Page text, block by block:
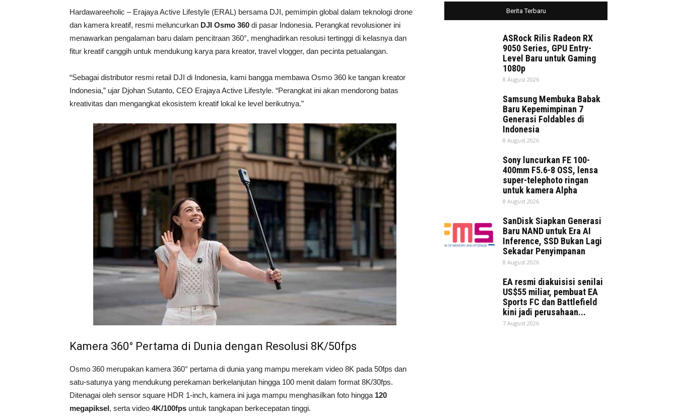
Hardawareeholic – Erajaya Active Lifestyle (ERAL) bersama DJI, pemimpin global dalam teknologi drone
dan kamera kreatif, resmi meluncurkan DJI Osmo 360 di pasar Indonesia. Perangkat revolusioner ini
menawarkan pengalaman baru dalam pencitraan 360°, menghadirkan resolusi tertinggi di kelasnya dan
fitur kreatif canggih untuk mendukung karya para kreator, travel vlogger, dan pecinta petualangan.
“Sebagai distributor resmi retail DJI di Indonesia, kami bangga membawa Osmo 360 ke tangan kreator
Indonesia,” ujar Djohan Sutanto, CEO Erajaya Active Lifestyle. “Perangkat ini akan mendorong batas
kreativitas dan mengangkat ekosistem kreatif lokal ke level berikutnya.”
Kamera 360° Pertama di Dunia dengan Resolusi 8K/50fps
Osmo 360 merupakan kamera 360° pertama di dunia yang mampu merekam video 8K pada 50fps dan
satu-satunya yang mendukung perekaman berkelanjutan hingga 100 menit dalam format 8K/30fps.
Ditenagai oleh sensor square HDR 1-inch, kamera ini juga mampu menghasilkan foto hingga 120
megapiksel, serta video 4K/100fps untuk tangkapan berkecepatan tinggi.
Berita Terbaru
ASRock Rilis Radeon RX
9050 Series, GPU Entry-
Level Baru untuk Gaming
1080p
8 August 2026
Samsung Membuka Babak
Baru Kepemimpinan 7
Generasi Foldables di
Indonesia
8 August 2026
Sony luncurkan FE 100-
400mm F5.6-8 OSS, lensa
super-telephoto ringan
untuk kamera Alpha
8 August 2026
SanDisk Siapkan Generasi
Baru NAND untuk Era AI
Inference, SSD Bukan Lagi
Sekadar Penyimpanan
8 August 2026
EA resmi diakuisisi senilai
US$55 miliar, pembuat EA
Sports FC dan Battlefield
kini jadi perusahaan...
7 August 2026